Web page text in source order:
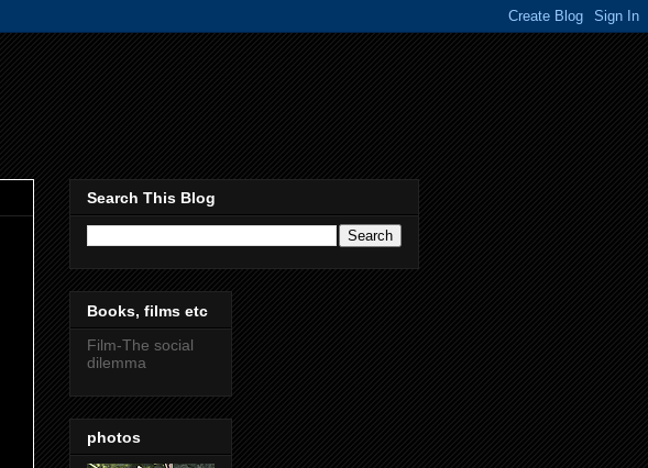
Search This Blog
Books, films etc
Film-The social
dilemma
photos